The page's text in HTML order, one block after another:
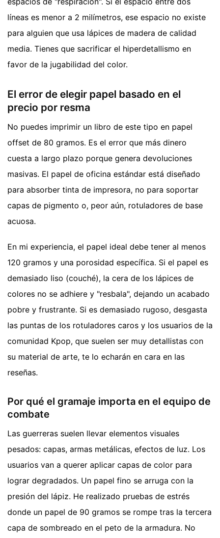
líneas es menor a 2 milímetros, ese espacio no existe
para alguien que usa lápices de madera de calidad
media. Tienes que sacrificar el hiperdetallismo en
favor de la jugabilidad del color.
El error de elegir papel basado en el
precio por resma
No puedes imprimir un libro de este tipo en papel
offset de 80 gramos. Es el error que más dinero
cuesta a largo plazo porque genera devoluciones
masivas. El papel de oficina estándar está diseñado
para absorber tinta de impresora, no para soportar
capas de pigmento o, peor aún, rotuladores de base
acuosa.
En mi experiencia, el papel ideal debe tener al menos
120 gramos y una porosidad específica. Si el papel es
demasiado liso (couché), la cera de los lápices de
colores no se adhiere y "resbala", dejando un acabado
pobre y frustrante. Si es demasiado rugoso, desgasta
las puntas de los rotuladores caros y los usuarios de la
comunidad Kpop, que suelen ser muy detallistas con
su material de arte, te lo echarán en cara en las
reseñas.
Por qué el gramaje importa en el equipo de
combate
Las guerreras suelen llevar elementos visuales
pesados: capas, armas metálicas, efectos de luz. Los
usuarios van a querer aplicar capas de color para
lograr degradados. Un papel fino se arruga con la
presión del lápiz. He realizado pruebas de estrés
donde un papel de 90 gramos se rompe tras la tercera
capa de sombreado en el peto de la armadura. No